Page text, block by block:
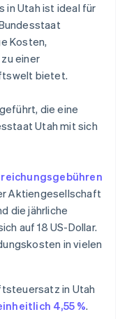
in Utah ist ideal für
Kosten,
einer
bietet.
die eine
Utah mit sich
Aktiengesellschaft
die jährliche
auf 18 US-Dollar.
in vielen
in Utah
4,55 %.